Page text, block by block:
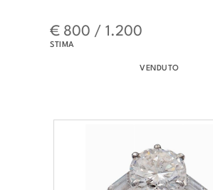
€ 800 / 1.200
STIMA
VENDUTO